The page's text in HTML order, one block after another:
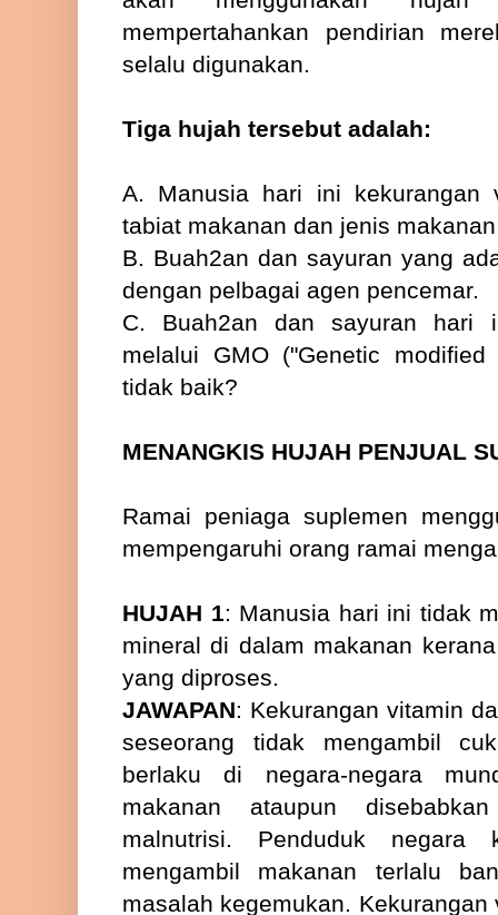
mempertahankan pendirian
selalu digunakan.
Tiga hujah tersebut adalah:
A. Manusia hari ini kekurangan
tabiat makanan dan jenis
B. Buah2an dan sayuran yang
dengan pelbagai agen pencemar.
C. Buah2an dan sayuran hari
melalui GMO ("Genetic
tidak baik?
MENANGKIS HUJAH PENJUAL
Ramai peniaga suplemen
mempengaruhi orang ramai
HUJAH 1: Manusia hari ini tidak
mineral di dalam makanan
yang diproses.
JAWAPAN: Kekurangan vitamin
seseorang tidak mengambil
berlaku di negara-negara
makanan ataupun
malnutrisi. Penduduk negara
mengambil makanan terlalu
masalah kegemukan.